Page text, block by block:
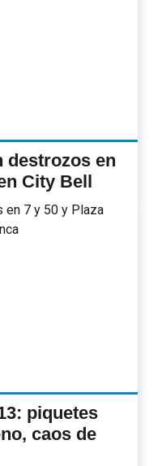
destrozos en
City Bell
piquetes
caos de